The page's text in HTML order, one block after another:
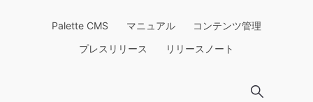
Palette CMS マニュアル
コンテンツ管理
プレスリリース
リリースノート